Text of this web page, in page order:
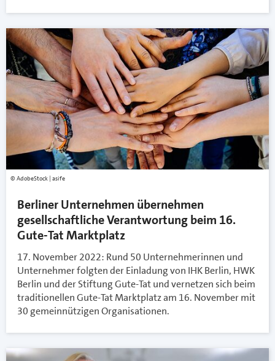
AdobeStock | asife
Berliner Unternehmen übernehmen
gesellschaftliche Verantwortung beim 16.
Gute-Tat Marktplatz
17. November 2022: Rund 50 Unternehmerinnen und
Unternehmer folgten der Einladung von IHK Berlin, HWK
Berlin und der Stiftung Gute-Tat und vernetzen sich beim
traditionellen Gute-Tat Marktplatz am 16. November mit
30 gemeinnützigen Organisationen.